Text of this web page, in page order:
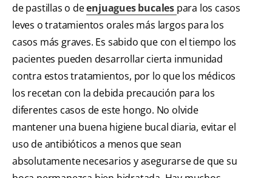
de pastillas o deenjuagues bucales para los casos
leves o tratamientos orales más largos para los
casos más graves. Es sabido que con el tiempo los
pacientes pueden desarrollar cierta inmunidad
contra estos tratamientos, por lo que los médicos
los recetan con la debida precaución para los
diferentes casos de este hongo. No olvide
mantener una buena higiene bucal diaria, evitar el
uso de antibióticos a menos que sean
absolutamente necesarios y asegurarse de que su